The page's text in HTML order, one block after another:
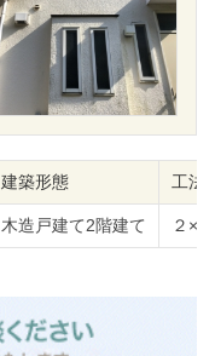
建築形態 工法
木造戸建て2階建て ２×４